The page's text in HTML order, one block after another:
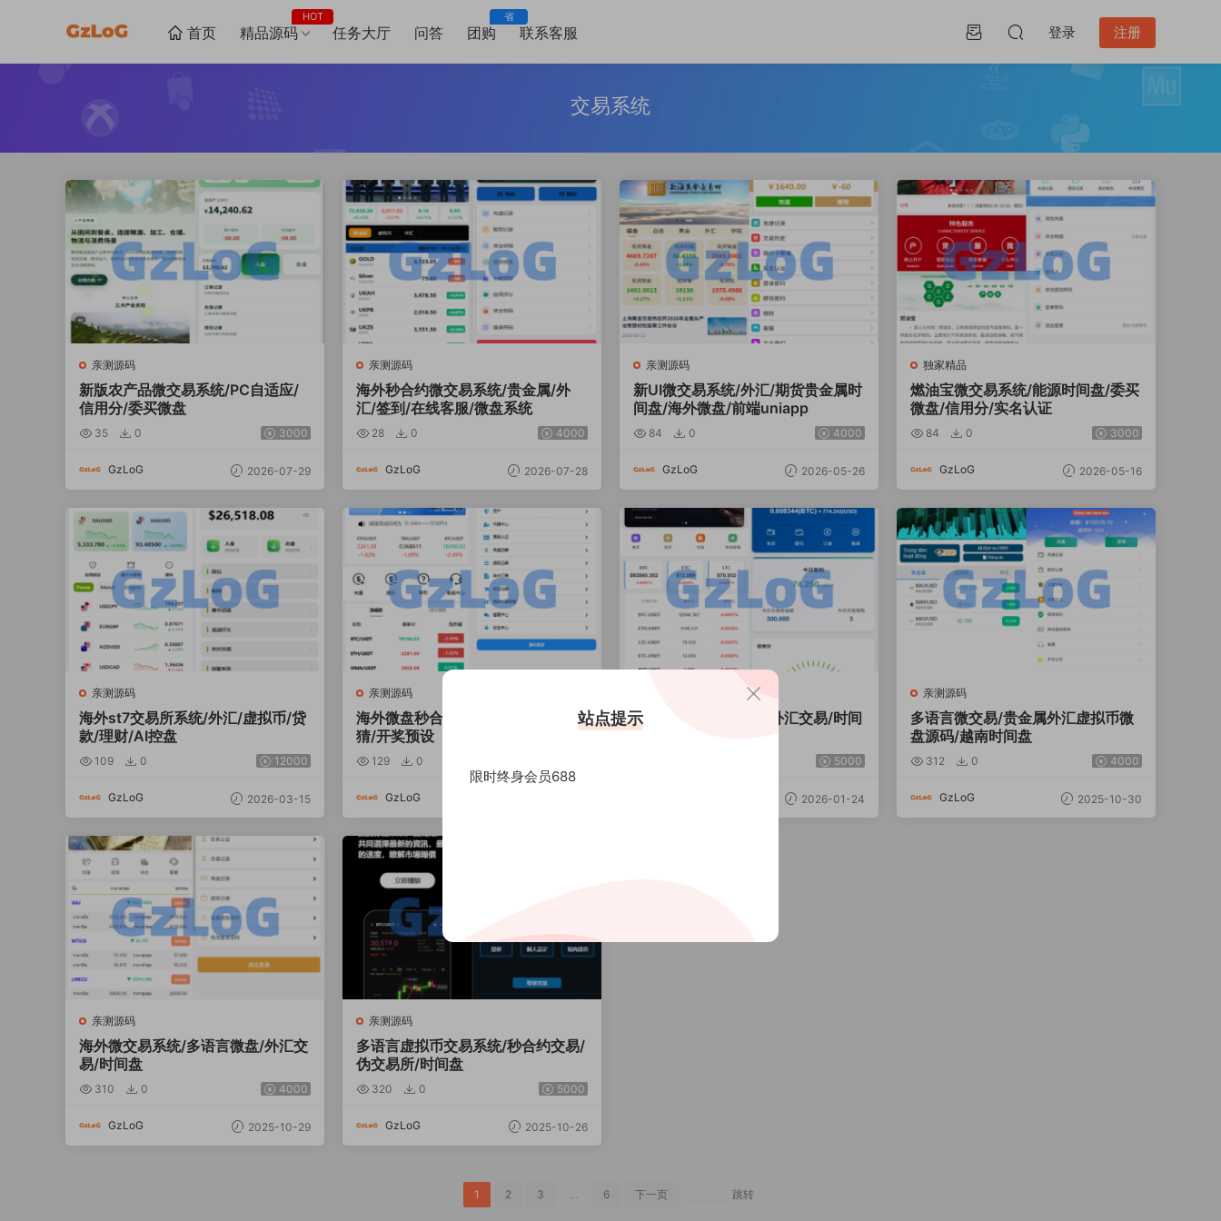
首页 精品源码
HOT
任务大厅 问答 团购
省
联系客服 登录 注册
交易系统
亲测源码
新版农产品微交易系统/PC自适应/
信用分/委买微盘
35 0 3000
GzLoG 2026-07-29
亲测源码
海外秒合约微交易系统/贵金属/外
汇/签到/在线客服/微盘系统
28 0 4000
GzLoG 2026-07-28
亲测源码
新UI微交易系统/外汇/期货贵金属时
间盘/海外微盘/前端uniapp
84 0 4000
GzLoG 2026-05-26
独家精品
燃油宝微交易系统/能源时间盘/委买
微盘/信用分/实名认证
84 0 3000
GzLoG 2026-05-16
亲测源码
海外st7交易所系统/外汇/虚拟币/贷
款/理财/AI控盘
109 0 12000
GzLoG 2026-03-15
亲测源码
海外微盘秒合约系统/虚拟币投注竞
猜/开奖预设
129 0
GzLoG
多语言微交易/虚拟币外汇交易/时间
盘/微盘系统
5000
2026-01-24
亲测源码
多语言微交易/贵金属外汇虚拟币微
盘源码/越南时间盘
312 0 4000
GzLoG 2025-10-30
亲测源码
海外微交易系统/多语言微盘/外汇交
易/时间盘
310 0 4000
GzLoG 2025-10-29
亲测源码
多语言虚拟币交易系统/秒合约交易/
伪交易所/时间盘
320 0 5000
GzLoG 2025-10-26
1 2 3 ... 6 下一页 跳转
站点提示
限时终身会员688